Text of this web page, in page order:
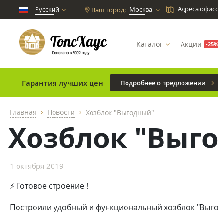
Русский Ваш город: Москва chevron_down Адреса
Каталог Акции -25%
Гарантия лучших цен Подробнее о предложении
Главная chevron_right Новости chevron_right Хозблок "Выгодный"
Хозблок
1 октября 2019
⚡ Готовое строение !
Построили удобный и функциональный хозблок